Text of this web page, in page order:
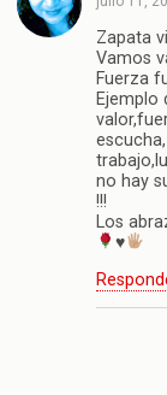
Zapata
Vamos
Fuerza
Ejemplo
escucha,
no hay
!!!
Los
♥️